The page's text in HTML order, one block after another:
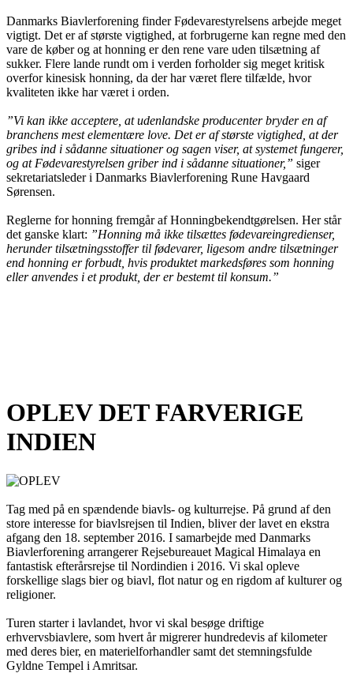
Danmarks Biavlerforening finder Fødevarestyrelsens arbejde meget
vigtigt. Det er af største vigtighed, at forbrugerne kan regne med den
vare de køber og at honning er den rene vare uden tilsætning af
sukker. Flere lande rundt om i verden forholder sig meget kritisk
overfor kinesisk honning, da der har været flere tilfælde, hvor
kvaliteten ikke har været i orden.
”Vi kan ikke acceptere, at udenlandske producenter bryder en af
branchens mest elementære love. Det er af største vigtighed, at der
gribes ind i sådanne situationer og sagen viser, at systemet fungerer,
og at Fødevarestyrelsen griber ind i sådanne situationer,” siger
sekretariatsleder i Danmarks Biavlerforening Rune Havgaard
Sørensen.
Reglerne for honning fremgår af Honningbekendtgørelsen. Her står
det ganske klart: ”Honning må ikke tilsættes fødevareingredienser,
herunder tilsætningsstoffer til fødevarer, ligesom andre tilsætninger
end honning er forbudt, hvis produktet markedsføres som honning
eller anvendes i et produkt, der er bestemt til konsum.”
OPLEV DET FARVERIGE
INDIEN
Tag med på en spændende biavls- og kulturrejse. På grund af den
store interesse for biavlsrejsen til Indien, bliver der lavet en ekstra
afgang den 18. september 2016. I samarbejde med Danmarks
Biavlerforening arrangerer Rejsebureauet Magical Himalaya en
fantastisk efterårsrejse til Nordindien i 2016. Vi skal opleve
forskellige slags bier og biavl, flot natur og en rigdom af kulturer og
religioner.
Turen starter i lavlandet, hvor vi skal besøge driftige
erhvervsbiavlere, som hvert år migrerer hundredevis af kilometer
med deres bier, en materielforhandler samt det stemningsfulde
Gyldne Tempel i Amritsar.